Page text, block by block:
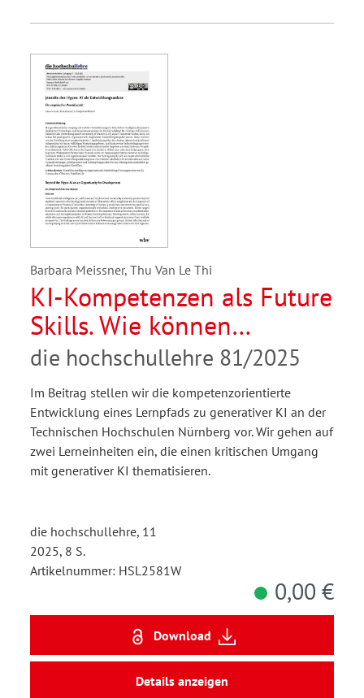
Barbara Meissner, Thu Van Le Thi
KI-Kompetenzen als Future
Skills. Wie können
Hochschulen kritischen
Umgang mit generativer KI
in einem Lernpfad fördern?
die hochschullehre 81/2025
Im Beitrag stellen wir die kompetenzorientierte
Entwicklung eines Lernpfads zu generativer KI an der
Technischen Hochschulen Nürnberg vor. Wir gehen auf
zwei Lerneinheiten ein, die einen kritischen Umgang
mit generativer KI thematisieren.
die hochschullehre, 11
2025, 8 S.
Artikelnummer: HSL2581W
0,00 €
Download
Details anzeigen